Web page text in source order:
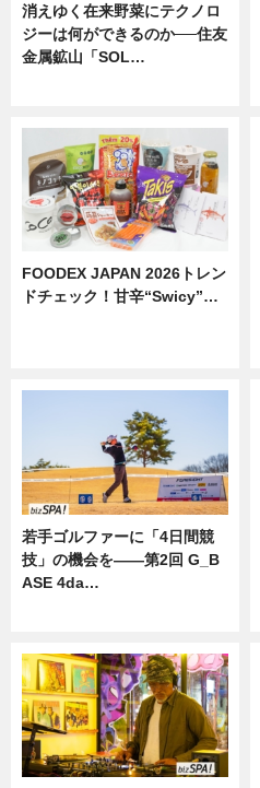
消えゆく在来野菜にテクノロ
ジーは何ができるのか──住友
金属鉱山「SOL…
FOODEX JAPAN 2026トレン
ドチェック！甘辛“Swicy”…
若手ゴルファーに「4日間競
技」の機会を——第2回 G_B
ASE 4da…